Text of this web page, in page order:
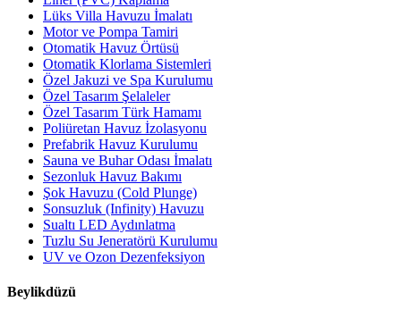
Lüks Villa Havuzu İmalatı
Motor ve Pompa Tamiri
Otomatik Havuz Örtüsü
Otomatik Klorlama Sistemleri
Özel Jakuzi ve Spa Kurulumu
Özel Tasarım Şelaleler
Özel Tasarım Türk Hamamı
Poliüretan Havuz İzolasyonu
Prefabrik Havuz Kurulumu
Sauna ve Buhar Odası İmalatı
Sezonluk Havuz Bakımı
Şok Havuzu (Cold Plunge)
Sonsuzluk (Infinity) Havuzu
Sualtı LED Aydınlatma
Tuzlu Su Jeneratörü Kurulumu
UV ve Ozon Dezenfeksiyon
Beylikdüzü